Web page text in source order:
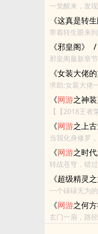
一觉醒来，发
《这真是转生
带着转生眼来
<br/>》求收藏
《邪皇阁》 /
邪皇阁最新章
说小说，笔尖
《女装大佬的
求助:女装大佬
《网游之神装
【【2018王
示：各位书友
《网游之上古
当我化身修罗
《网游之时代
转战苍穹，错
亲人，再度团
《超级精灵之
一个碌碌无为
客前来品尝
《网游之何方
玄门一扇，路
还不错的话请